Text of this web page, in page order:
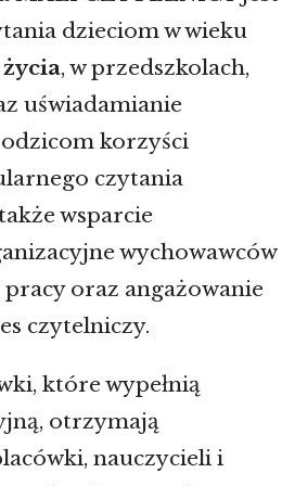
dzieciom w wieku
, w przedszkolach,
uświadamianie
korzyści
czytania
wsparcie
wychowawców
oraz angażowanie
czytelniczy.
które wypełnią
otrzymają
nauczycieli i